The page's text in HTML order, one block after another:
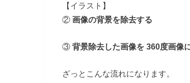
【イラスト】
② 画像の背景を除去する
③ 背景除去した画像を 360度画像
ざっとこんな流れになります。